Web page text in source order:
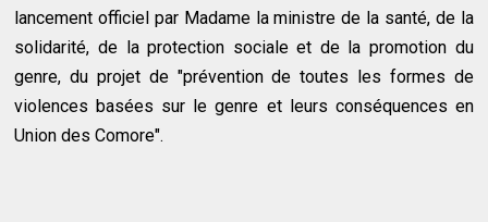
lancement officiel par Madame la ministre de la santé, de la
solidarité, de la protection sociale et de la promotion du
genre, du projet de "prévention de toutes les formes de
violences basées sur le genre et leurs conséquences en
Union des Comore".